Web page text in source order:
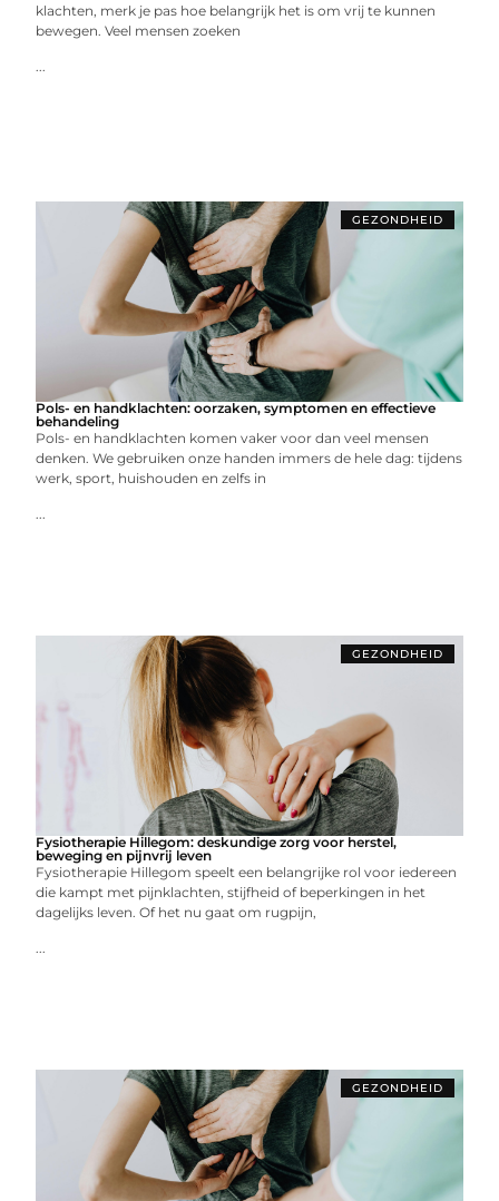
klachten, merk je pas hoe belangrijk het is om vrij te kunnen
bewegen. Veel mensen zoeken
...
GEZONDHEID
Pols- en handklachten: oorzaken, symptomen en effectieve
behandeling
Pols- en handklachten komen vaker voor dan veel mensen
denken. We gebruiken onze handen immers de hele dag: tijdens
werk, sport, huishouden en zelfs in
...
GEZONDHEID
Fysiotherapie Hillegom: deskundige zorg voor herstel,
beweging en pijnvrij leven
Fysiotherapie Hillegom speelt een belangrijke rol voor iedereen
die kampt met pijnklachten, stijfheid of beperkingen in het
dagelijks leven. Of het nu gaat om rugpijn,
...
GEZONDHEID